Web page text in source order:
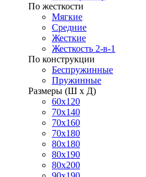
По жесткости
Мягкие
Средние
Жесткие
Жесткость 2-в-1
По конструкции
Беспружинные
Пружинные
Размеры (Ш х Д)
60х120
70х140
70х160
70х180
80х180
80х190
80х200